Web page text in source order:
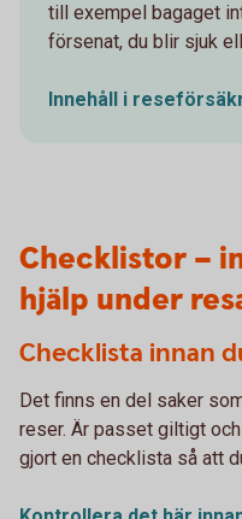
till exempel bagaget
försenat, du blir sjuk
Innehåll i
Checklistor –
hjälp under
Checklista innan
Det finns en del saker
reser. Är passet giltigt
gjort en checklista så att